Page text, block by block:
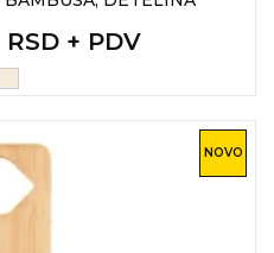
RSD + PDV
NOVO